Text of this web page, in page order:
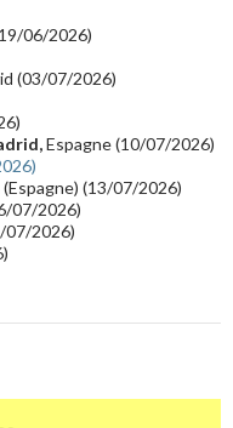
Synthé 80's
06/2026)
(03/07/2026)
Espagne (10/07/2026)
(13/07/2026)
07/2026)
07/2026)